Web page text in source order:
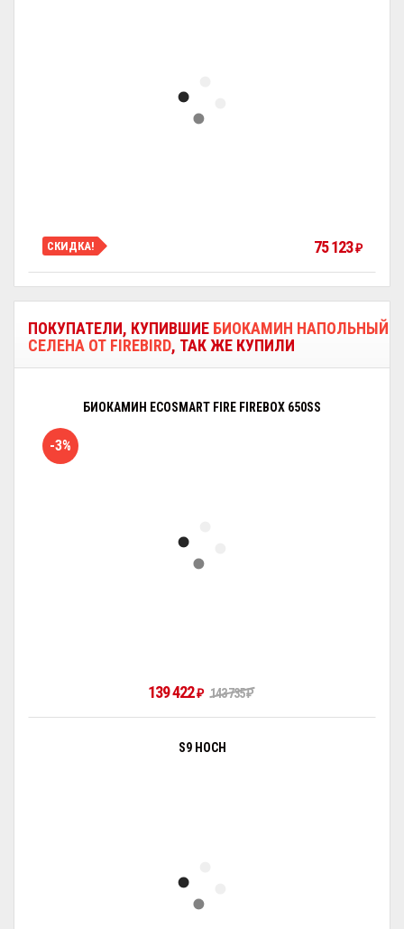
СКИДКА! 75 123₽
ПОКУПАТЕЛИ, КУПИВШИЕ БИОКАМИН НАПОЛЬНЫЙ
СЕЛЕНА ОТ FIREBIRD, ТАК ЖЕ КУПИЛИ
БИОКАМИН ECOSMART FIRE FIREBOX 650SS
-3%
139 422₽ 143 735₽
S9 HOCH